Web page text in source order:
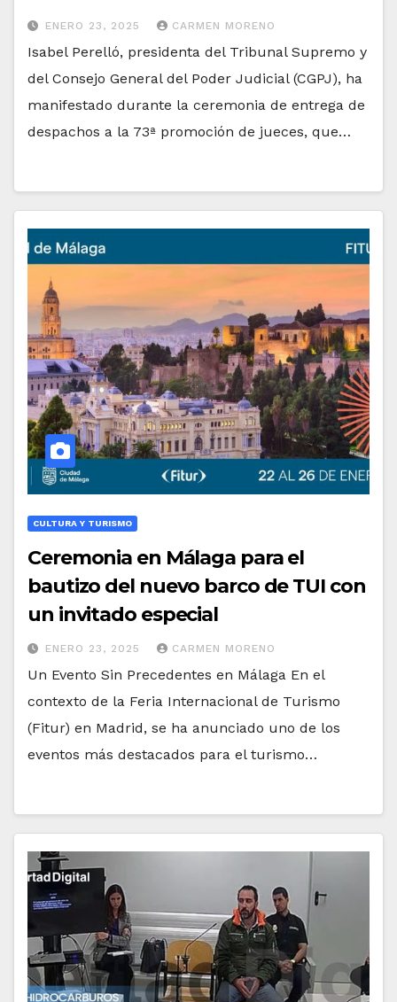
ENERO 23, 2025 CARMEN MORENO
Isabel Perelló, presidenta del Tribunal Supremo y
del Consejo General del Poder Judicial (CGPJ), ha
manifestado durante la ceremonia de entrega de
despachos a la 73ª promoción de jueces, que…
CULTURA Y TURISMO
Ceremonia en Málaga para el
bautizo del nuevo barco de TUI con
un invitado especial
ENERO 23, 2025 CARMEN MORENO
Un Evento Sin Precedentes en Málaga En el
contexto de la Feria Internacional de Turismo
(Fitur) en Madrid, se ha anunciado uno de los
eventos más destacados para el turismo…